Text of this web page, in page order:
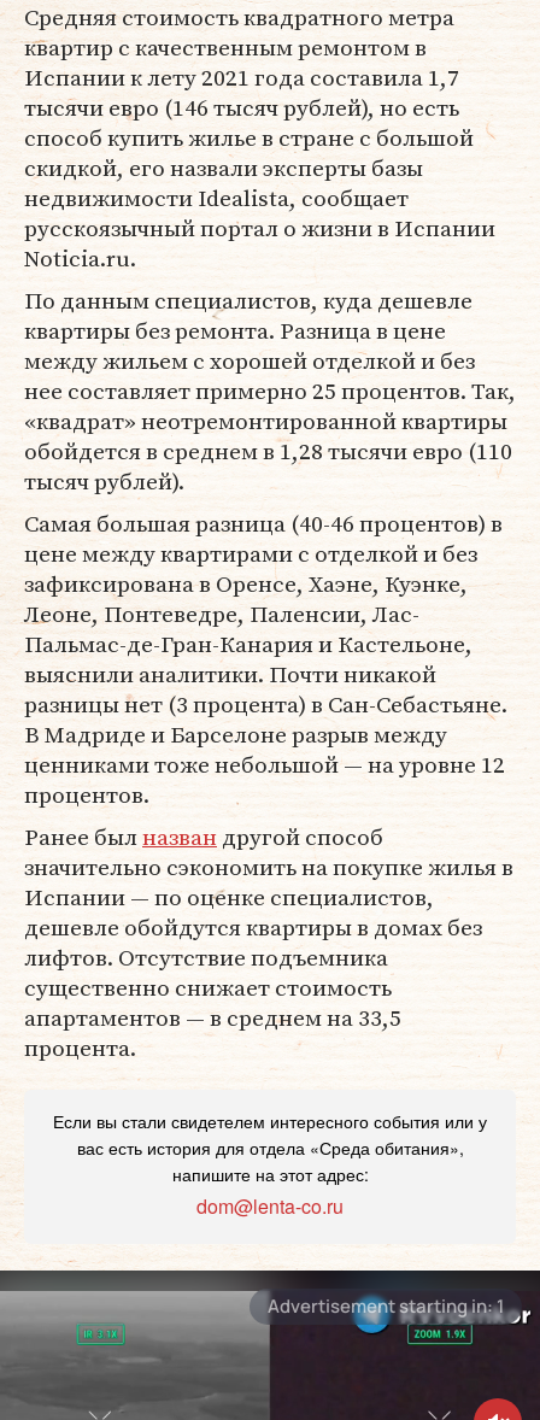
Средняя стоимость квадратного метра
квартир с качественным ремонтом в
Испании к лету 2021 года составила 1,7
тысячи евро (146 тысяч рублей), но есть
способ купить жилье в стране с большой
скидкой, его назвали эксперты базы
недвижимости Idealista, сообщает
русскоязычный портал о жизни в Испании
Noticia.ru.
По данным специалистов, куда дешевле
квартиры без ремонта. Разница в цене
между жильем с хорошей отделкой и без
нее составляет примерно 25 процентов. Так,
«квадрат» неотремонтированной квартиры
обойдется в среднем в 1,28 тысячи евро (110
тысяч рублей).
Самая большая разница (40-46 процентов) в
цене между квартирами с отделкой и без
зафиксирована в Оренсе, Хаэне, Куэнке,
Леоне, Понтеведре, Паленсии, Лас-
Пальмас-де-Гран-Канария и Кастельоне,
выяснили аналитики. Почти никакой
разницы нет (3 процента) в Сан-Себастьяне.
В Мадриде и Барселоне разрыв между
ценниками тоже небольшой — на уровне 12
процентов.
Ранее былназвандругой способ
значительно сэкономить на покупке жилья в
Испании — по оценке специалистов,
дешевле обойдутся квартиры в домах без
лифтов. Отсутствие подъемника
существенно снижает стоимость
апартаментов — в среднем на 33,5
процента.
Если вы стали свидетелем интересного события или у
вас есть история для отдела «Среда обитания»,
напишите на этот адрес:
dom@lenta-co.ru